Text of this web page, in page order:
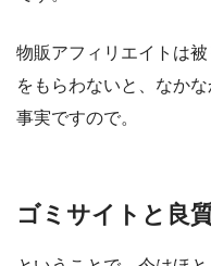
物販アフィリエイトは
をもらわないと、なか
事実ですので。
ゴミサイトと良